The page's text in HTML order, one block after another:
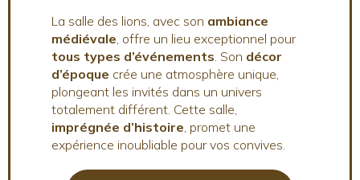
La salle des lions, avec son ambiance
médiévale, offre un lieu exceptionnel pour
tous types d’événements. Son décor
d’époque crée une atmosphère unique,
plongeant les invités dans un univers
totalement différent. Cette salle,
imprégnée d’histoire, promet une
expérience inoubliable pour vos convives.